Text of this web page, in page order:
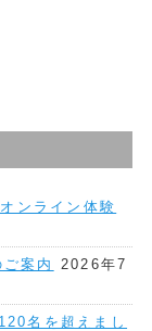
ンライン体験
案内
2026年7
名を超えまし